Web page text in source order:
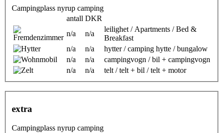
Campingplass nyrup camping
antall DKR
n/a
n/a
leilighet / Apartments / Bed &
Breakfast
n/a
n/a
hytter / camping hytte / bungalow
n/a
n/a
campingvogn / bil + campingvogn
n/a
n/a telt / telt + bil / telt + motor
extra
Campingplass nyrup camping